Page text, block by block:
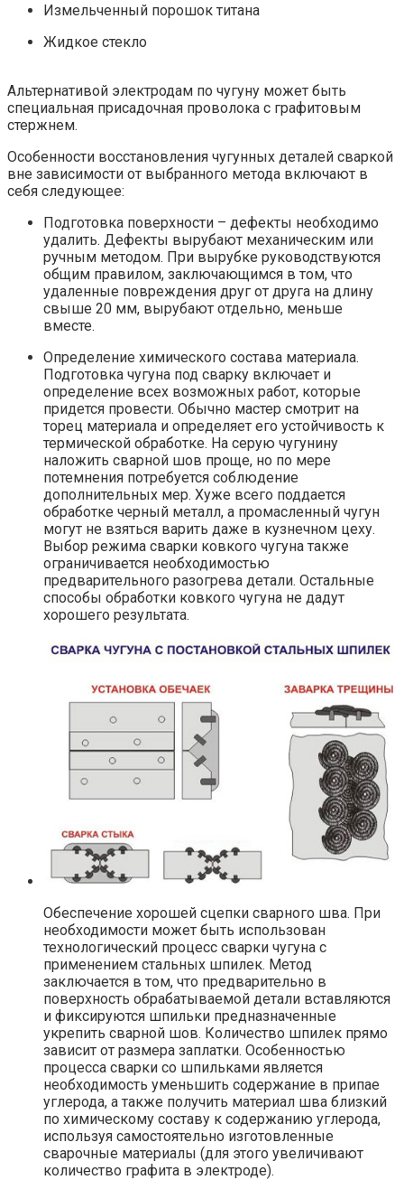
Измельченный порошок титана
Жидкое стекло
Альтернативой электродам по чугуну может быть
специальная присадочная проволока с графитовым
стержнем.
Особенности восстановления чугунных деталей сваркой
вне зависимости от выбранного метода включают в
себя следующее:
Подготовка поверхности – дефекты необходимо
удалить. Дефекты вырубают механическим или
ручным методом. При вырубке руководствуются
общим правилом, заключающимся в том, что
удаленные повреждения друг от друга на длину
свыше 20 мм, вырубают отдельно, меньше
вместе.
Определение химического состава материала.
Подготовка чугуна под сварку включает и
определение всех возможных работ, которые
придется провести. Обычно мастер смотрит на
торец материала и определяет его устойчивость к
термической обработке. На серую чугунину
наложить сварной шов проще, но по мере
потемнения потребуется соблюдение
дополнительных мер. Хуже всего поддается
обработке черный металл, а промасленный чугун
могут не взяться варить даже в кузнечном цеху.
Выбор режима сварки ковкого чугуна также
ограничивается необходимостью
предварительного разогрева детали. Остальные
способы обработки ковкого чугуна не дадут
хорошего результата.
Обеспечение хорошей сцепки сварного шва. При
необходимости может быть использован
технологический процесс сварки чугуна с
применением стальных шпилек. Метод
заключается в том, что предварительно в
поверхность обрабатываемой детали вставляются
и фиксируются шпильки предназначенные
укрепить сварной шов. Количество шпилек прямо
зависит от размера заплатки. Особенностью
процесса сварки со шпильками является
необходимость уменьшить содержание в припае
углерода, а также получить материал шва близкий
по химическому составу к содержанию углерода,
используя самостоятельно изготовленные
сварочные материалы (для этого увеличивают
количество графита в электроде).